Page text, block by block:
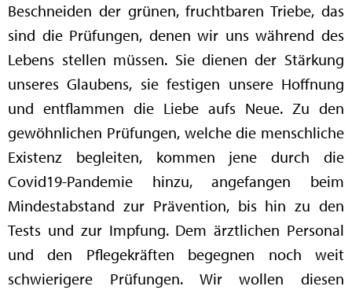
Beschneiden der grünen, fruchtbaren Triebe, das
sind die Prüfungen, denen wir uns während des
Lebens stellen müssen. Sie dienen der Stärkung
unseres Glaubens, sie festigen unsere Hoffnung
und entflammen die Liebe aufs Neue. Zu den
gewöhnlichen Prüfungen, welche die menschliche
Existenz begleiten, kommen jene durch die
Covid19-Pandemie hinzu, angefangen beim
Mindestabstand zur Prävention, bis hin zu den
Tests und zur Impfung. Dem ärztlichen Personal
und den Pflegekräften begegnen noch weit
schwierigere Prüfungen. Wir wollen diesen